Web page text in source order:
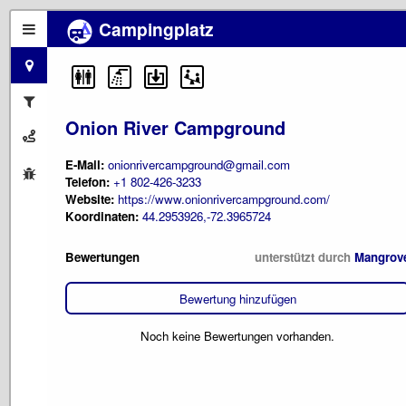
Campingplatz
Onion River Campground
E-Mail: onionrivercampground@gmail.com
Telefon: +1 802-426-3233
Website: https://www.onionrivercampground.com/
Koordinaten: 44.2953926,-72.3965724
Bewertungen unterstützt durch
Bewertung hinzufügen
Noch keine Bewertungen vorhanden.